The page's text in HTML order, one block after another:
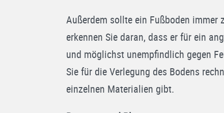
Außerdem sollte ein Fußboden immer
erkennen Sie daran, dass er für ein
und möglichst unempfindlich gegen
Sie für die Verlegung des Bodens
einzelnen Materialien gibt.